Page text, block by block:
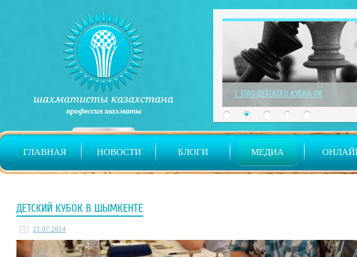
ГЛАВНАЯ НОВОСТИ БЛОГИ МЕДИА
1 ЭТАП ДЕТСКОГО КУБКА РК
ДЕТСКИЙ КУБОК В ШЫМКЕНТЕ
21.07.2014